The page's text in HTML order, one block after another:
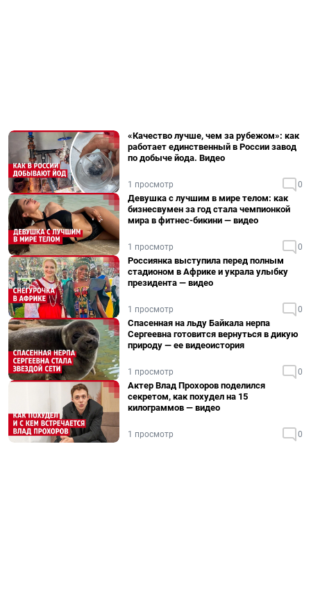
«Качество лучше, чем за рубежом»: как
работает единственный в России завод
по добыче йода. Видео
1 просмотр 0
Девушка с лучшим в мире телом: как
бизнесвумен за год стала чемпионкой
мира в фитнес-бикини — видео
1 просмотр 0
Россиянка выступила перед полным
стадионом в Африке и украла улыбку
президента — видео
1 просмотр 0
Спасенная на льду Байкала нерпа
Сергеевна готовится вернуться в дикую
природу — ее видеоистория
1 просмотр 0
Актер Влад Прохоров поделился
секретом, как похудел на 15
килограммов — видео
1 просмотр 0